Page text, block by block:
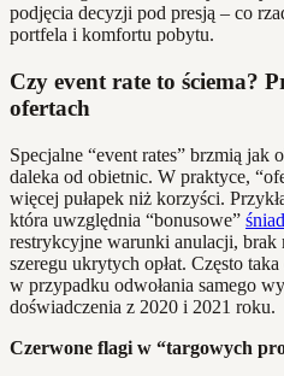
podjęcia decyzji pod presją – co
portfela i komfortu pobytu.
Czy event rate to ściema?
ofertach
Specjalne “event rates” brzmią jak
daleka od obietnic. W praktyce,
więcej pułapek niż korzyści.
która uwzględnia “bonusowe”
restrykcyjne warunki anulacji, brak
szeregu ukrytych opłat. Często
w przypadku odwołania samego
doświadczenia z 2020 i 2021 roku.
Czerwone flagi w “targowych